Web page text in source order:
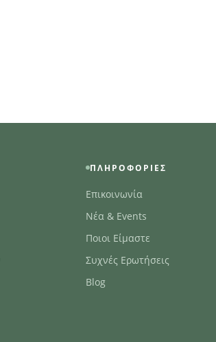
ΠΛΗΡΟΦΟΡΊΕΣ
Επικοινωνία
Νέα & Events
Ποιοι Είμαστε
Συχνές Ερωτήσεις
Blog